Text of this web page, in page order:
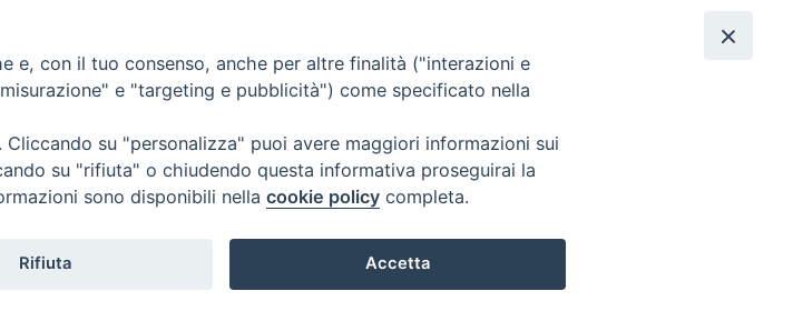
Policy
e, con il tuo consenso, anche per altre finalità ("interazioni e
e "targeting e pubblicità") come specificato nella
su "personalizza" puoi avere maggiori informazioni sui
su "rifiuta" o chiudendo questa informativa proseguirai la
sono disponibili nella cookie policy completa.
Rifiuta Accetta